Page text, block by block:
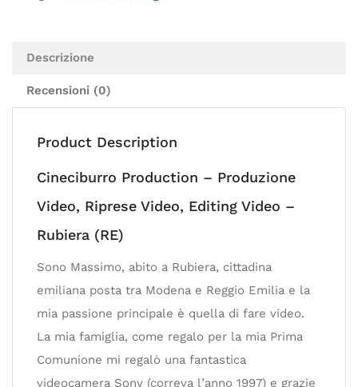
Descrizione
Recensioni (0)
Product Description
Cineciburro Production – Produzione
Video, Riprese Video, Editing Video –
Rubiera (RE)
Sono Massimo, abito a Rubiera, cittadina
emiliana posta tra Modena e Reggio Emilia e la
mia passione principale è quella di fare video.
La mia famiglia, come regalo per la mia Prima
Comunione mi regalò una fantastica
videocamera Sony (correva l’anno 1997) e grazie